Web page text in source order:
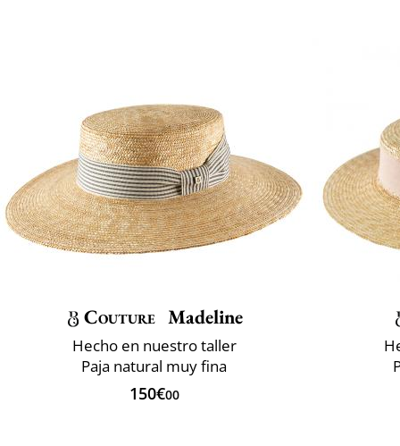
Couture Madeline
Hecho en nuestro taller
Paja natural muy fina
150€00